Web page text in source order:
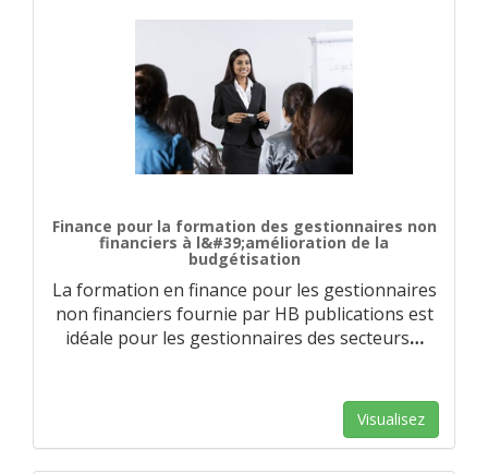
Finance pour la formation des gestionnaires non
financiers à l&#39;amélioration de la
budgétisation
La formation en finance pour les gestionnaires
non financiers fournie par HB publications est
idéale pour les gestionnaires des secteurs…
Visualisez